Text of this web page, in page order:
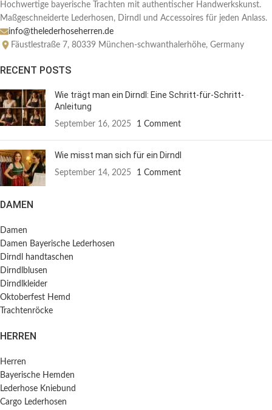
Hochwertige bayerische Trachten mit authentischer Handwerkskunst.
Maßgeschneiderte Lederhosen, Dirndl und Accessoires für jeden Anlass.
info@thelederhoseherren.de
Fäustlestraße 7, 80339 München-schwanthalerhöhe, Germany
RECENT POSTS
Wie trägt man ein Dirndl: Eine Schritt-für-Schritt-
Anleitung
September 16, 2025 1 Comment
Wie misst man sich für ein Dirndl
September 14, 2025 1 Comment
DAMEN
Damen
Damen Bayerische Lederhosen
Dirndl handtaschen
Dirndlblusen
Dirndlkleider
Oktoberfest Hemd
Trachtenröcke
HERREN
Herren
Bayerische Hemden​
Lederhose Kniebund
Cargo Lederhosen